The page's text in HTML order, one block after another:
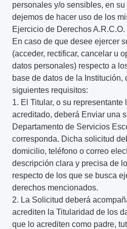
personales y/o sensibles, en
dejemos de hacer uso de los
Ejercicio de Derechos A.R.C.O.
En caso de que desee ejercer
(acceder, rectificar, cancelar u
datos personales) respecto a
base de datos de la Institución,
siguientes requisitos:
1. El Titular, o su
acreditado, deberá Enviar una
Departamento de Servicios
corresponda. Dicha solicitud
domicilio, teléfono o correo
descripción clara y precisa de
respecto de los que se busca
derechos mencionados.
2. La Solicitud deberá
acrediten la Titularidad de los
que lo acrediten como padre,